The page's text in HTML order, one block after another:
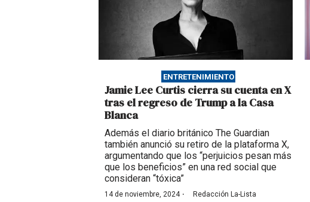
ENTRETENIMIENTO
Jamie Lee Curtis cierra su cuenta en X
tras el regreso de Trump a la Casa
Blanca
Además el diario británico The Guardian
también anunció su retiro de la plataforma X,
argumentando que los “perjuicios pesan más
que los beneficios” en una red social que
consideran “tóxica”
14 de noviembre, 2024· Redacción La-Lista